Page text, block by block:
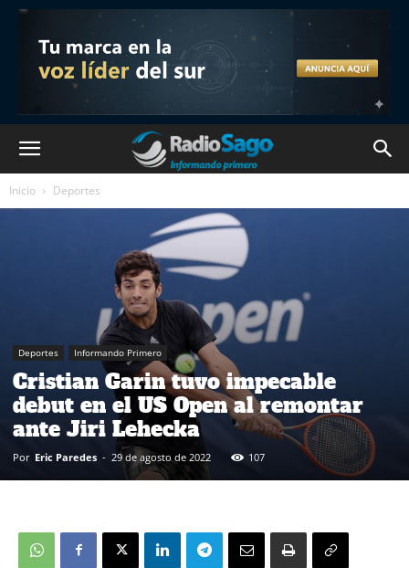
Inicio Deportes
Deportes Informando Primero
Cristian Garin tuvo impecable
debut en el US Open al remontar
ante Jiri Lehecka
Por Eric Paredes - 29 de agosto de 2022 107